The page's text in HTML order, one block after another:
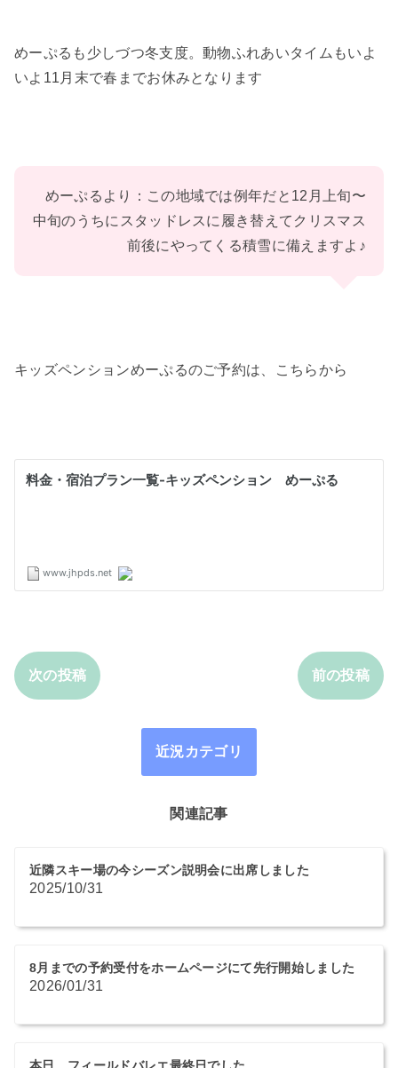
めーぷるも少しづつ冬支度。動物ふれあいタイムもいよ
いよ11月末で春までお休みとなります
めーぷるより：この地域では例年だと12月上旬〜
中旬のうちにスタッドレスに履き替えてクリスマス
前後にやってくる積雪に備えますよ♪
キッズペンションめーぷるのご予約は、こちらから
次の投稿 前の投稿
近況カテゴリ
関連記事
近隣スキー場の今シーズン説明会に出席しました
2025/10/31
8月までの予約受付をホームページにて先行開始しました
2026/01/31